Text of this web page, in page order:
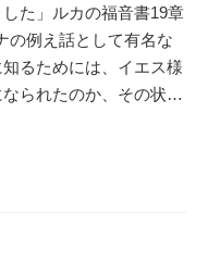
た」ルカの福音書19章
の例え話として有名な
るためには、イエス様
られたのか、その状…